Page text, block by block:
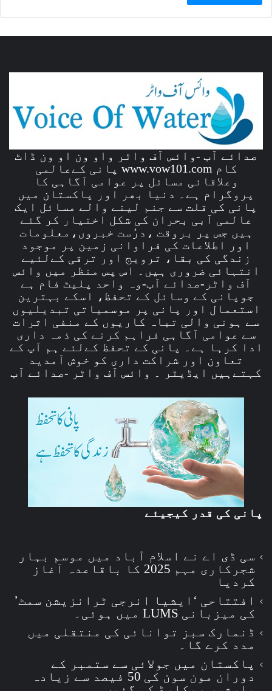
صدائے آب -وائس آف واٹر واو ون او ون ڈاٹ
کام www.vow101.com پانی کےعالمی
وعلاقائی مسائل پر عوامی آگاہی کا
پروگرام ہے۔ دنیا بھر اور پاکستان میں
پانی کی قلت سے جنم لینے والے مسائل ایک
عالمی آبی بحران کی شکل اختیار کر گئے
ہیں جس پر بروقت ،درُست خبروں،معلومات
اور اطلاعات کی فراوانی زمین پر موجود
زندگی کی بقا، ترویج اور ترقی کےلئیے
انتہائی ضروری ہیں۔ اس پس منظر میں وائس
آف واٹر-صدائے آب-وہ واحد پلیٹ فام ہے
جوپانی کے وسائل کے تحفظ، اسکے بہترین
استعمال اور پانی پر موسمیاتی تبدیلیوں
سے ہونی والی تباہ کاریوں کے منفی اثرات
سے عوامی آگاہی فراہم کرنے کی ذمہ داری
ادا کرہا ہے۔ پانی کے تحفظ کےلئے ہم آپ کے
تعاون اور شراکت داری کو خوش آمدید
کہتےہیں ایڈیٹر ۔ وائس آف واٹر -صدائے آب
پانی کی قدر کیجیئے
سی ڈی اے نے اسلام آباد میں موسم بہار
شجرکاری مہم 2025 کا باقاعدہ آغاز
کردیا
افتتاحی ‘ایشیا انرجی ٹرانزیشن سمٹ’
کی میزبانی LUMS میں ہوئی۔
ڈنمارک سبز توانائی کی منتقلی میں
مدد کرے گا۔
پاکستان میں جولائی سے ستمبر کے
دوران مون سون کی 50 فیصد سے زیادہ